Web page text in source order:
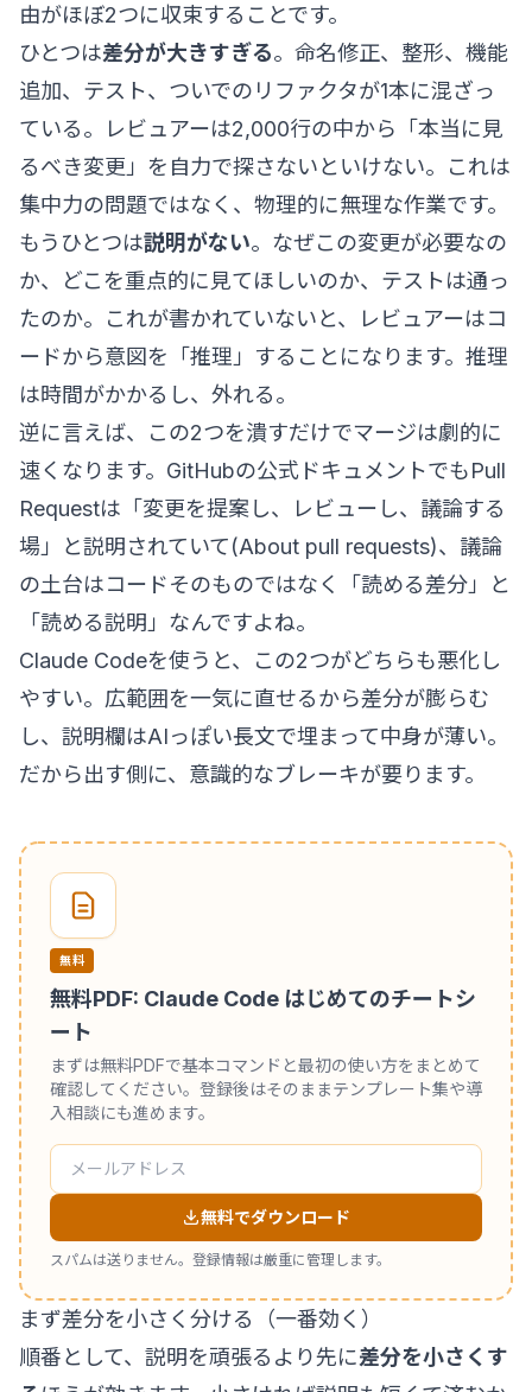
由がほぼ2つに収束することです。
ひとつは差分が大きすぎる。命名修正、整形、機能
追加、テスト、ついでのリファクタが1本に混ざっ
ている。レビュアーは2,000行の中から「本当に見
るべき変更」を自力で探さないといけない。これは
集中力の問題ではなく、物理的に無理な作業です。
もうひとつは説明がない。なぜこの変更が必要なの
か、どこを重点的に見てほしいのか、テストは通っ
たのか。これが書かれていないと、レビュアーはコ
ードから意図を「推理」することになります。推理
は時間がかかるし、外れる。
逆に言えば、この2つを潰すだけでマージは劇的に
速くなります。GitHubの公式ドキュメントでもPull
Requestは「変更を提案し、レビューし、議論する
場」と説明されていて(About pull requests)、議論
の土台はコードそのものではなく「読める差分」と
「読める説明」なんですよね。
Claude Codeを使うと、この2つがどちらも悪化し
やすい。広範囲を一気に直せるから差分が膨らむ
し、説明欄はAIっぽい長文で埋まって中身が薄い。
だから出す側に、意識的なブレーキが要ります。
無料
無料PDF: Claude Code はじめてのチートシ
ート
まずは無料PDFで基本コマンドと最初の使い方をまとめて
確認してください。登録後はそのままテンプレート集や導
入相談にも進めます。
無料でダウンロード
スパムは送りません。登録情報は厳重に管理します。
まず差分を小さく分ける（一番効く）
順番として、説明を頑張るより先に差分を小さくす